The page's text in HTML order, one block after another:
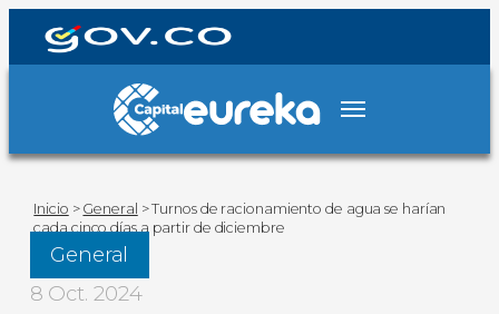
Inicio > General >Turnos de racionamiento de agua se harían
cada cinco días a partir de diciembre
General
8 Oct. 2024